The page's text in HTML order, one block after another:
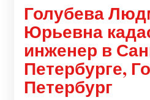
Голубева
Юрьевна
инженер в
Петербурге,
Петербург